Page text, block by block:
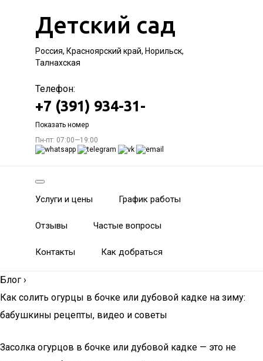
Детский сад
Россия, Красноярский край, Норильск,
Талнахская
Телефон:
+7 (391) 934-31-
Показать номер
Пн-пт: 07:00—19:00
Услуги и цены График работы
Отзывы Частые вопросы
Контакты Как добраться
Блог ›
Как солить огурцы в бочке или дубовой кадке на зиму:
бабушкины рецепты, видео и советы
Засолка огурцов в бочке или дубовой кадке — это не